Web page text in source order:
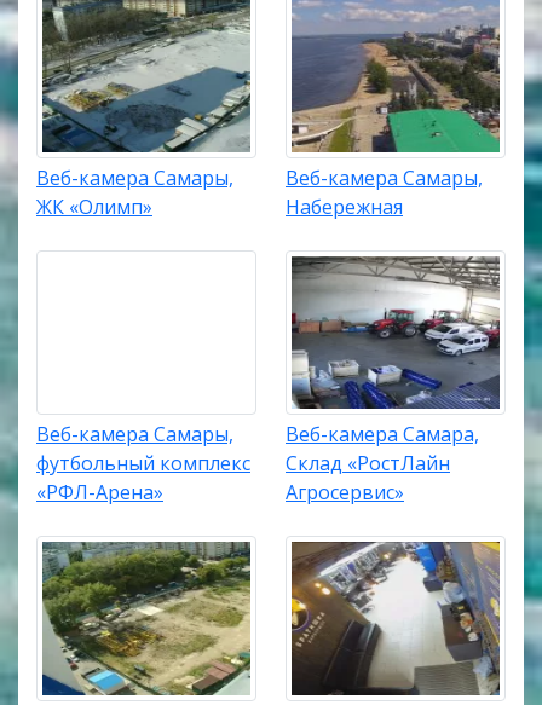
Веб-камера Самары,
ЖК «Олимп»
Веб-камера Самары,
Набережная
Веб-камера Самары,
футбольный комплекс
«РФЛ-Арена»
Веб-камера Самара,
Склад «РостЛайн
Агросервис»